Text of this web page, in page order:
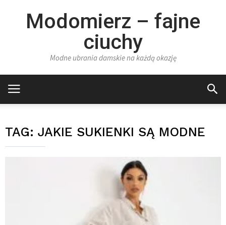
Modomierz – fajne
ciuchy
Modne ubrania damskie na każdą okazję
TAG: JAKIE SUKIENKI SĄ MODNE